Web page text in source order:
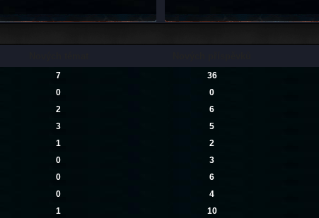
7
36
0
0
2
6
3
5
1
2
0
3
0
6
0
4
1
10